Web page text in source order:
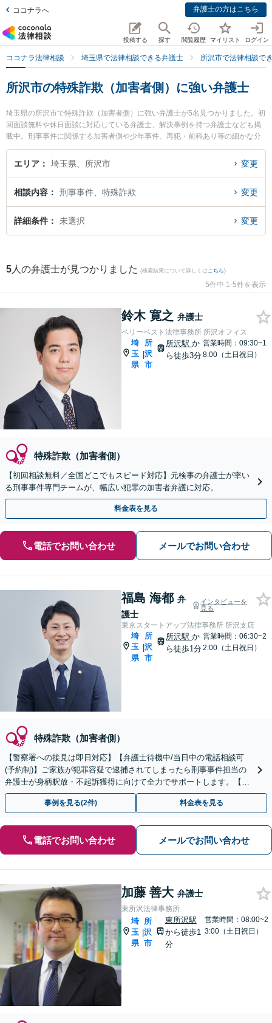
ココナラへ 弁護士の方はこちら
投稿する 探す 閲覧履歴 マイリスト ログイン
ココナラ法律相談 埼玉県で法律相談できる弁護士 所沢市で法律相談で
所沢市の特殊詐欺（加害者側）に強い弁護士
埼玉県の所沢市で特殊詐欺（加害者側）に強い弁護士が5名見つかりました。初
回面談無料や休日面談に対応している弁護士、解決事例を持つ弁護士なども掲
載中。刑事事件に関係する加害者側や少年事件、再犯・前科あり等の細かな分
野での絞り込み検索もでき便利です。特にベリーベスト法律事務所 所沢オフィ
スの鈴木 寛之弁護士や東京スタートアップ法律事務所 所沢支店の福島 海都弁
害者側）のトラブルを今すぐに弁護士に相談したい』『特殊詐欺（加害者側）
のトラブル解決の実績豊富な近くの弁護士を検索したい』『初回相談無料で特
殊詐欺（加害者側）を法律相談できる所沢市内の弁護士に相談予約したい』な
エリア 埼玉県、所沢市 変更
相談内容 刑事事件、特殊詐欺 変更
詳細条件 未選択 変更
5 人の弁護士が見つかりました (検索結果について詳しくは こちら)
5件中 1-5件を表示
鈴木 寛之 弁護士
ベリーベスト法律事務所 所沢オフィス
埼
玉
県
|
所
沢
市
所沢駅か
ら徒歩3分
営業時間：09:30~1
8:00（土日祝日）
特殊詐欺（加害者側）
【初回相談無料／全国どこでもスピード対応】元検事の弁護士が率い
る刑事事件専門チームが、幅広い犯罪の加害者弁護に対応。
料金表を見る
電話でお問い合わせ メールでお問い合わせ
福島 海都 弁
護士
インタビューを
見る
東京スタートアップ法律事務所 所沢支店
埼
玉
県
|
所
沢
市
所沢駅か
ら徒歩1分
営業時間：06:30~2
2:00（土日祝日）
特殊詐欺（加害者側）
【警察署への接見は即日対応】【弁護士待機中/当日中の電話相談可
(予約制)】ご家族が犯罪容疑で逮捕されてしまったら刑事事件担当の
弁護士が身柄釈放・不起訴獲得に向けて全力でサポートします。【毎
月100名以上の相談実績】【埼玉県対応】
事例を見る(2件) 料金表を見る
電話でお問い合わせ メールでお問い合わせ
加藤 善大 弁護士
東所沢法律事務所
埼
玉
県
|
所
沢
市
東所沢駅
から徒歩1
分
営業時間：08:00~2
3:00（土日祝日）